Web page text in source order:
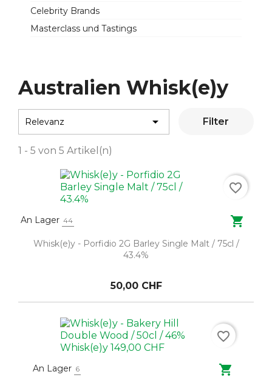
Celebrity Brands
Masterclass und Tastings
Australien Whisk(e)y
Relevanz  Filter
1 - 5 von 5 Artikel(n)
An Lager 44 
Whisk(e)y - Porfidio 2G Barley Single Malt / 75cl /
43.4%
50,00 CHF
favorite_border
An Lager 6 
favorite_border